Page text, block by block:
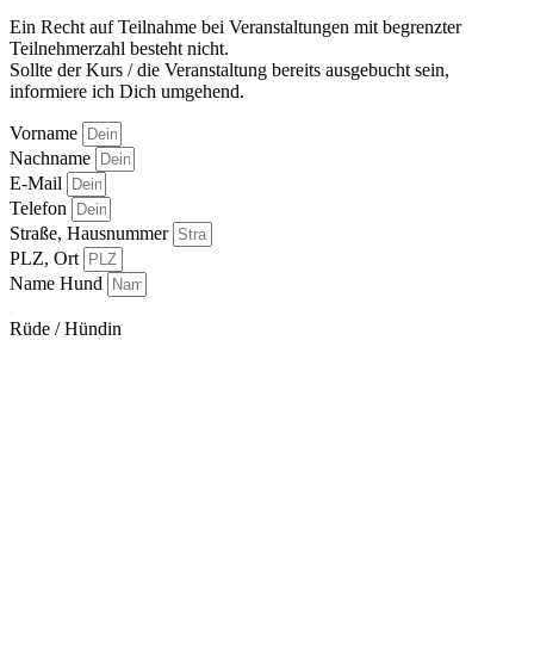
Ein Recht auf Teilnahme bei Veranstaltungen mit begrenzter
Teilnehmerzahl besteht nicht.
Sollte der Kurs / die Veranstaltung bereits ausgebucht sein,
informiere ich Dich umgehend.
Vorname
Nachname
E-Mail
Telefon
Straße, Hausnummer
PLZ, Ort
Name Hund
Rüde / Hündin